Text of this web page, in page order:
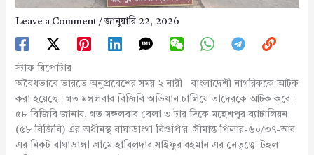
Leave a Comment /জানুয়ারি 22, 2026
স্টাফ রিপোর্টার
অবৈধভাবে ভারতে অনুপ্রবেশের সময় ২ নারী বাংলাদেশী নাগরিককে আটক
করা হয়েছে। গত মঙ্গলবার বিজিবি অভিযান চালিয়ে তাদেরকে আটক করে।
৫৮ বিজিবি জানায়, গত মঙ্গলবার বেলা ৩ টার দিকে মহেশপুর ব্যাটালিয়ন
(৫৮ বিজিবি) এর অধীনস্থ বাঘাডাংগা বিওপি’র সীমান্ত পিলার-৬০/৩৭-আর
এর নিকট বাঘাডাঙ্গা গ্রামে হাবিলদার সাইফুর রহমান এর নেতৃত্বে টহল